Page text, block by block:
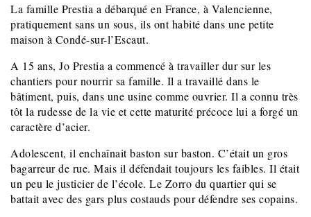
La famille Prestia a débarqué en France, à Valencienne,
pratiquement sans un sous, ils ont habité dans une petite
maison à Condé-sur-l’Escaut.
A 15 ans, Jo Prestia a commencé à travailler dur sur les
chantiers pour nourrir sa famille. Il a travaillé dans le
bâtiment, puis, dans une usine comme ouvrier. Il a connu très
tôt la rudesse de la vie et cette maturité précoce lui a forgé un
caractère d’acier.
Adolescent, il enchaînait baston sur baston. C’était un gros
bagarreur de rue. Mais il défendait toujours les faibles. Il était
un peu le justicier de l’école. Le Zorro du quartier qui se
battait avec des gars plus costauds pour défendre ses copains.